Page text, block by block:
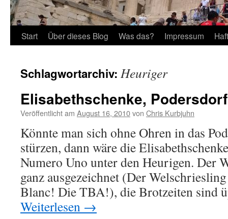
Start Über dieses Blog Was das? Impressum
Schlagwortarchiv: Heuriger
Elisabethschenke,
Veröffentlicht am August 16, 2010von Chris Kurbjuhn
Könnte man sich ohne Ohren in das
stürzen, dann wäre die
Numero Uno unter den Heurigen. Der
ganz ausgezeichnet (Der
Blanc! Die TBA!), die Brotzeiten sind
Weiterlesen →